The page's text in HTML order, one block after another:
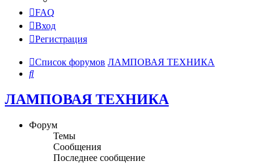
FAQ
Вход
Регистрация
Список форумов ЛАМПОВАЯ ТЕХНИКА
Поиск
ЛАМПОВАЯ ТЕХНИКА
Форум
Темы
Сообщения
Последнее сообщение